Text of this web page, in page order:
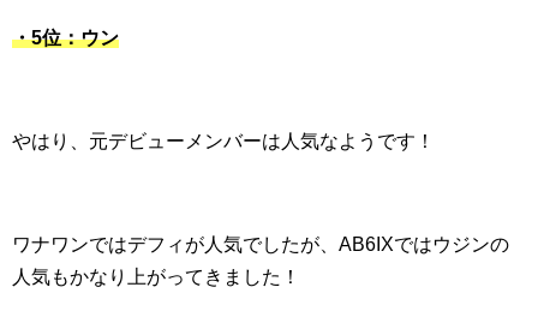
・5位：ウン
やはり、元デビューメンバーは人気なようです！
ワナワンではデフィが人気でしたが、AB6IXではウジンの
人気もかなり上がってきました！